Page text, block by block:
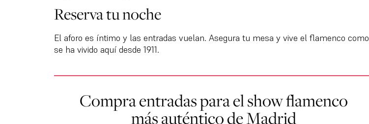
Reserva tu noche
El aforo es íntimo y las entradas vuelan. Asegura tu mesa y vive el flamenco como
se ha vivido aquí desde 1911.
Compra entradas para el show flamenco
más auténtico de Madrid